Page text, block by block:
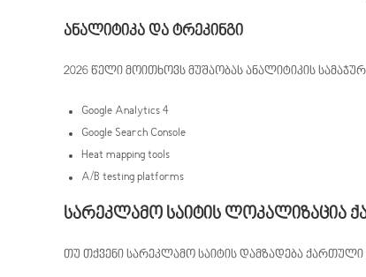
ანალიტიკა და ტრეკინგი
2026 წელი მოითხოვს მუშაობას ანალიტიკის
Google Analytics 4
Google Search Console
Heat mapping tools
A/B testing platforms
სარეკლამო საიტის ლოკალიზაცია
თუ თქვენი სარეკლამო საიტის დამზადება